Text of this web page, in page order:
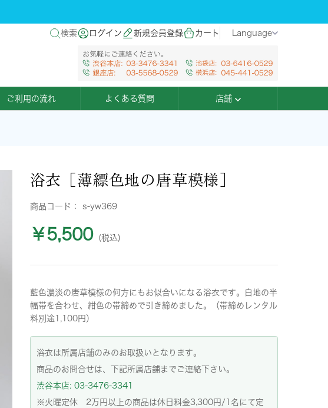
検索 ログイン 新規会員登録 カート Language
ご利用の流れ よくある質問 店舗
浴衣［薄縹色地の唐草模様］
商品コード： s-yw369
￥5,500 (税込)
藍色濃淡の唐草模様の何方にもお似合いになる浴衣です。白地の半
幅帯を合わせ、紺色の帯締めで引き締めました。（帯締めレンタル
料別途1,100円）
浴衣は所属店舗のみのお取扱いとなります。
商品のお問合せは、下記所属店舗までご連絡下さい。
渋谷本店: 03-3476-3341
※火曜定休 2万円以上の商品は休日料金3,300円/1名にて定